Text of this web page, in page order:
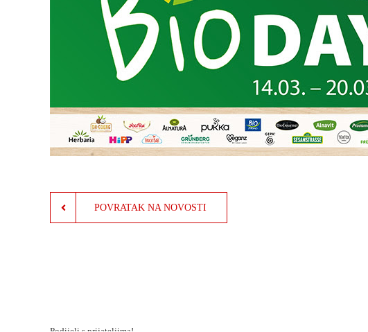
POVRATAK NA NOVOSTI